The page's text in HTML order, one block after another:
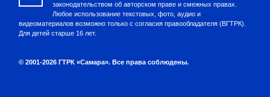
законодательством об авторском праве и смежных правах.
Любое использование текстовых, фото, аудио и
видеоматериалов возможно только с согласия правообладателя (ВГТРК).
Для детей старше 16 лет.
© 2001-2026 ГТРК «Самара». Все права соблюдены.